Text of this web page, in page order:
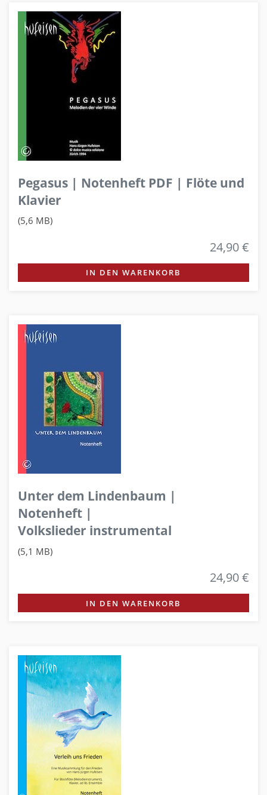
Pegasus | Notenheft PDF | Flöte und
Klavier
(5,6 MB)
24,90 €
IN DEN WARENKORB
Unter dem Lindenbaum |
Notenheft |
Volkslieder instrumental
(5,1 MB)
24,90 €
IN DEN WARENKORB